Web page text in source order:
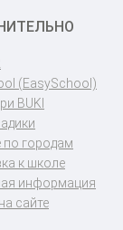
(EasySchool)
BUKI
по городам
к школе
информация
сайте